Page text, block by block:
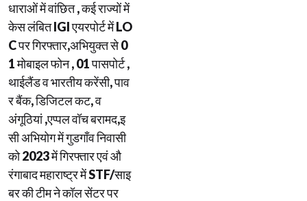
धाराओं में वांछित , कई राज्यों में
केस लंबित IGI एयरपोर्ट में LO
C पर गिरफ्तार,अभियुक्त से 0
1 मोबाइल फोन , 01 पासपोर्ट ,
थाईलैंड व भारतीय करेंसी, पाव
र बैंक, डिजिटल कट, व
अंगूठियां ,एप्पल वॉच बरामद,इ
सी अभियोग में गुडगाँव निवासी
को 2023 में गिरफ्तार एवं औ
रंगाबाद महाराष्ट्र में STF/साइ
बर की टीम ने कॉल सेंटर पर